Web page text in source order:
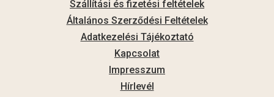
Szállítási és fizetési feltételek
Általános Szerződési Feltételek
Adatkezelési Tájékoztató
Kapcsolat
Impresszum
Hírlevél